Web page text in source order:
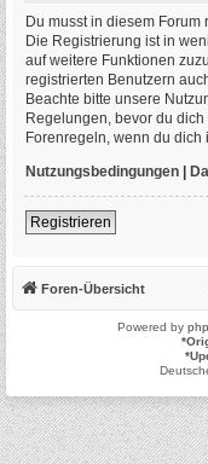
Du musst in diesem Forum
Die Registrierung ist in
auf weitere Funktionen
registrierten Benutzern
Beachte bitte unsere
Regelungen, bevor du
Forenregeln, wenn du dich
Nutzungsbedingungen |
Registrieren
Foren-Übersicht
Powered by
*
*